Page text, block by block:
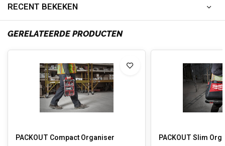
RECENT BEKEKEN
GERELATEERDE PRODUCTEN
PACKOUT Compact Organiser PACKOUT Slim